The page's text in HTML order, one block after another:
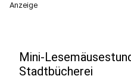
Anzeige
Mini-
Stadtbücherei